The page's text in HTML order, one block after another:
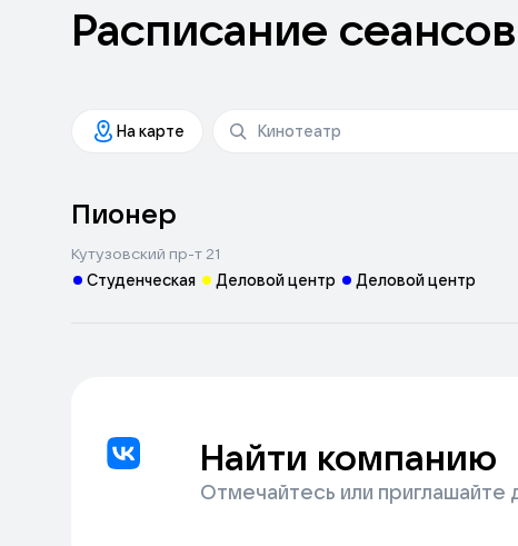
Расписание сеансов
На карте
Пионер
Кутузовский пр-т 21
Студенческая
Деловой центр Деловой центр
Найти компанию
Отмечайтесь или приглашайте